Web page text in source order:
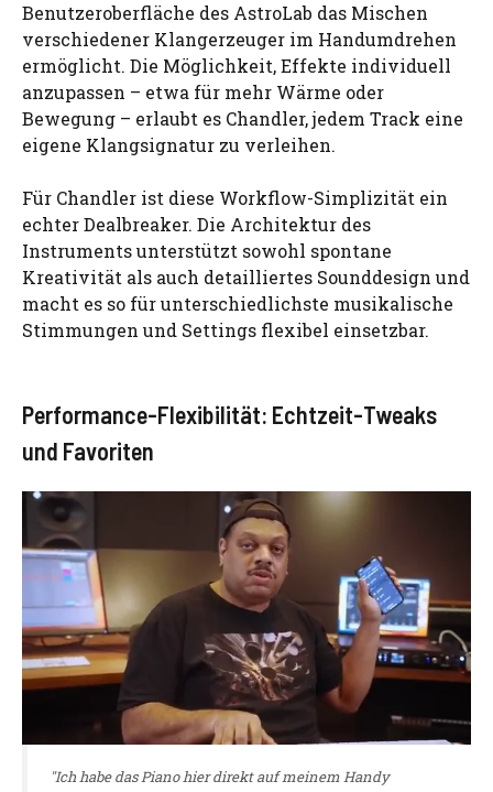
Benutzeroberfläche des AstroLab das Mischen
verschiedener Klangerzeuger im Handumdrehen
ermöglicht. Die Möglichkeit, Effekte individuell
anzupassen – etwa für mehr Wärme oder
Bewegung – erlaubt es Chandler, jedem Track eine
eigene Klangsignatur zu verleihen.
Für Chandler ist diese Workflow-Simplizität ein
echter Dealbreaker. Die Architektur des
Instruments unterstützt sowohl spontane
Kreativität als auch detailliertes Sounddesign und
macht es so für unterschiedlichste musikalische
Stimmungen und Settings flexibel einsetzbar.
Performance-Flexibilität: Echtzeit-Tweaks
und Favoriten
"Ich habe das Piano hier direkt auf meinem Handy